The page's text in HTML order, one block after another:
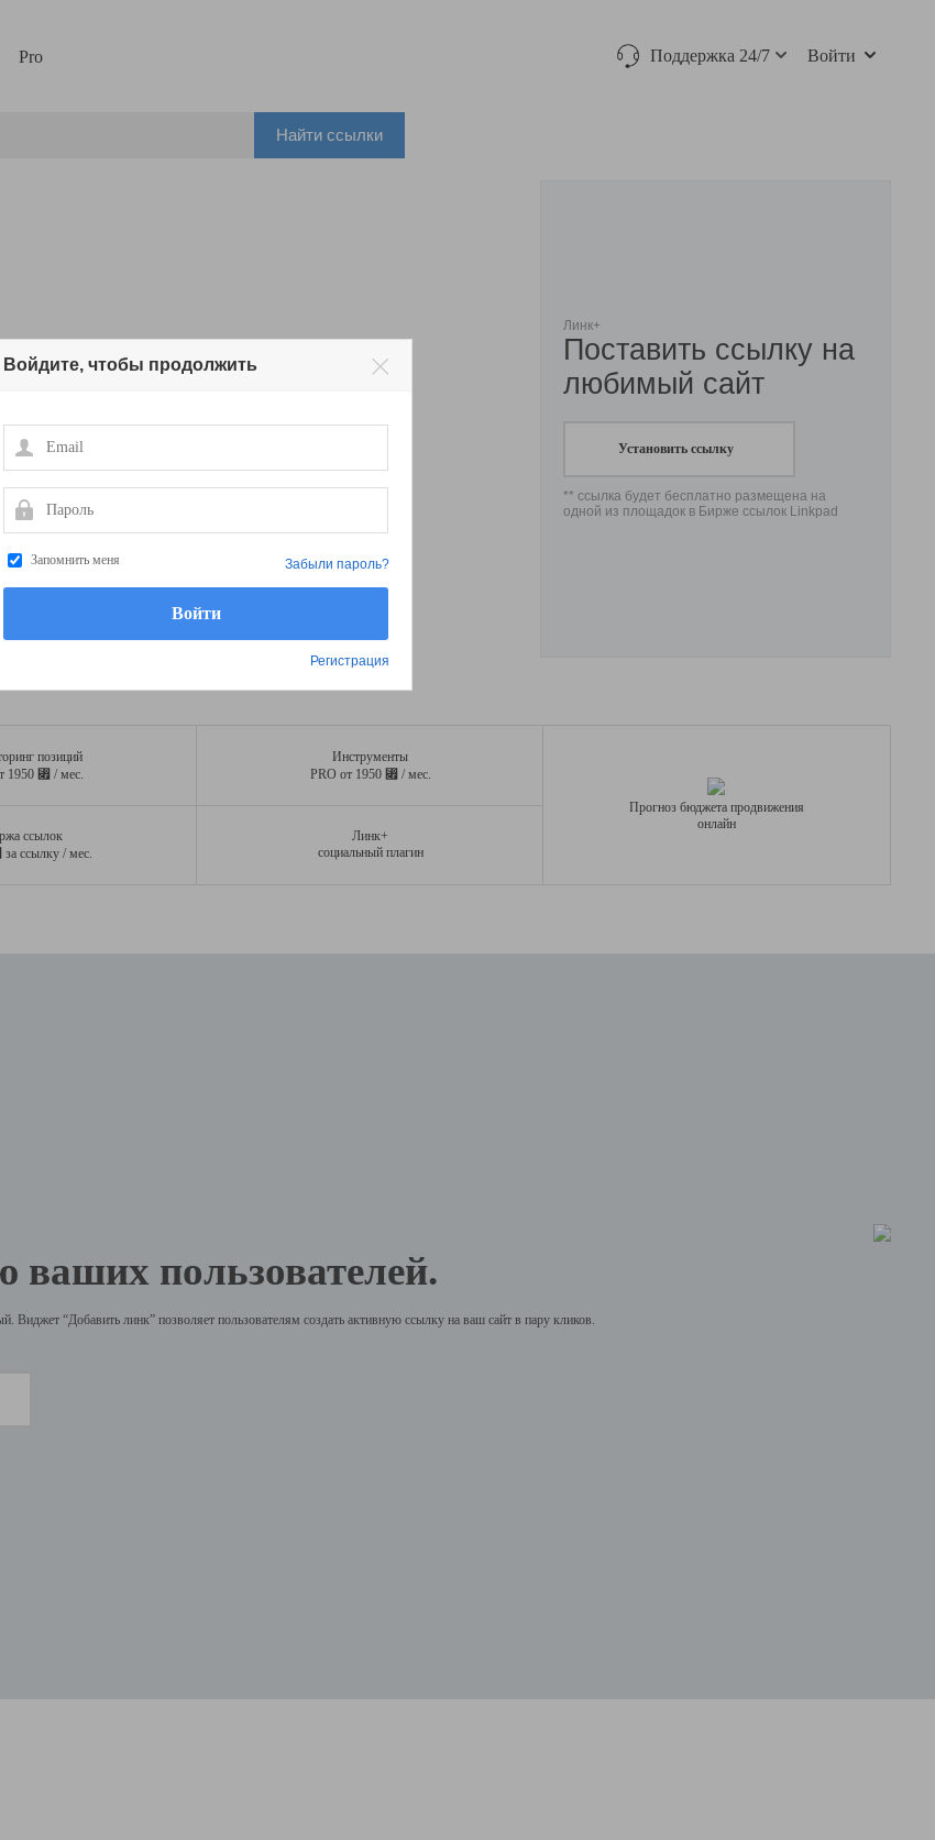
Pro Поддержка 24/7 Войти
Найти ссылки
Линк+
Поставить ссылку на
любимый сайт
Установить ссылку
** ссылка будет бесплатно размещена на
одной из площадок в Бирже ссылок Linkpad
позиций
1950 ⃏ / мес.
Инструменты
PRO от 1950 ⃏ / мес.
ссылок
за ссылку / мес.
Линк+
социальный плагин
Прогноз бюджета продвижения
онлайн
ваших пользователей.
“Добавить линк” позволяет пользователям создать активную ссылку на ваш сайт в пару кликов.
Войдите, чтобы продолжить
Email
Пароль
Запомнить меня
Регистрация
Забыли пароль?